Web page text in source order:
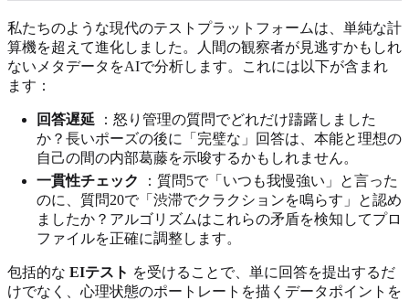
私たちのような現代のテストプラットフォームは、単純な計
算機を超えて進化しました。人間の観察者が見逃すかもしれ
ないメタデータをAIで分析します。これには以下が含まれ
ます：
回答遅延 ：怒り管理の質問でどれだけ躊躇しました
か？長いポーズの後に「完璧な」回答は、本能と理想の
自己の間の内部葛藤を示唆するかもしれません。
一貫性チェック
：質問5で「いつも我慢強い」と言った
のに、質問20で「渋滞でクラクションを鳴らす」と認め
ましたか？アルゴリズムはこれらの矛盾を検知してプロ
ファイルを正確に調整します。
包括的な EIテスト を受けることで、単に回答を提出するだ
けでなく、心理状態のポートレートを描くデータポイントを